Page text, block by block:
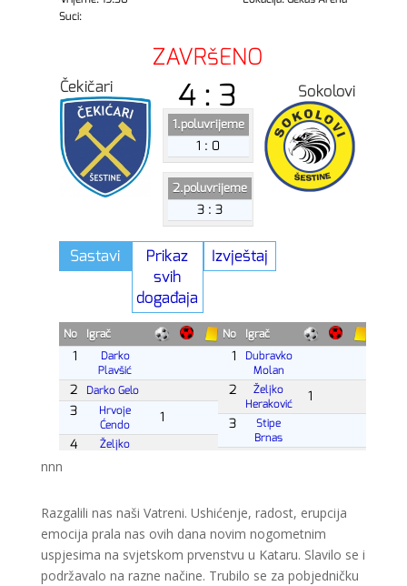
nnn
Razgalili nas naši Vatreni. Ushićenje, radost, erupcija
emocija prala nas ovih dana novim nogometnim
uspjesima na svjetskom prvenstvu u Kataru. Slavilo se i
podržavalo na razne načine. Trubilo se za pobjedničku